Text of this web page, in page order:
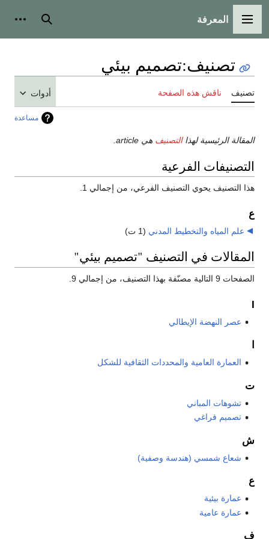
القائمة الرئيسية
المعرفة بحث
تصنيف:تصميم بيئي
تصنيف ناقش هذه الصفحة أدوات
مساعدة
المقالة الرئيسية لهذاالتصنيف هي article.
التصنيفات الفرعية
هذا التصنيف يحوي التصنيف الفرعي، من إجمالي 1.
ع
علم المياه والتخطيط المدني (1 ت)
المقالات في التصنيف "تصميم بيئي"
الصفحات 9 التالية مصنّفة بهذا التصنيف، من إجمالي 9.
I
عصر النهضة الإيطالي
العمارة العامية والمحددات الثقافية للشكل
ت
تشوهات المباني
تصميم فراغي
ش
شعاع شمسي (هندسة وصفية)
ع
عمارة بيئية
عمارة عامية
ف